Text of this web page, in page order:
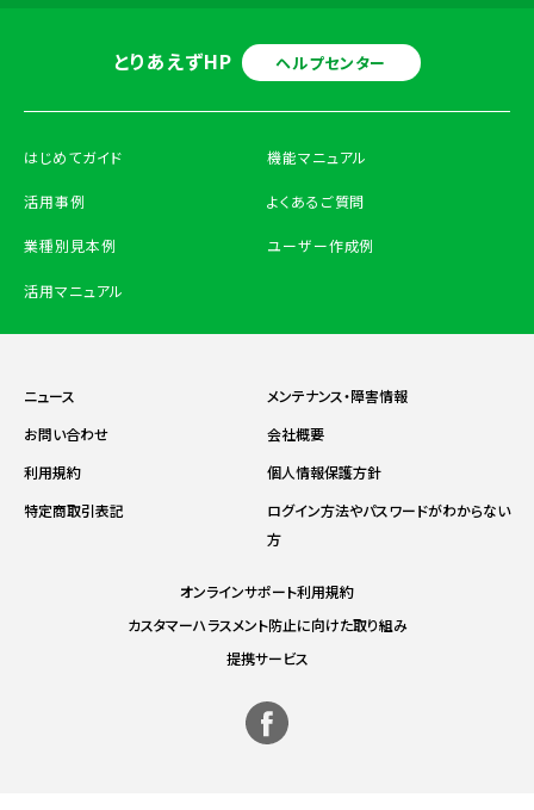
とりあえずHP ヘルプセンター
はじめてガイド
活用事例
業種別見本例
機能マニュアル
よくあるご質問
ユーザー作成例
活用マニュアル
ニュース
メンテナンス・障害情報
お問い合わせ
会社概要
利用規約
個人情報保護方針
特定商取引表記
ログイン方法やパスワードがわからない
方
オンラインサポート利用規約
カスタマーハラスメント防止に向けた取り組み
提携サービス